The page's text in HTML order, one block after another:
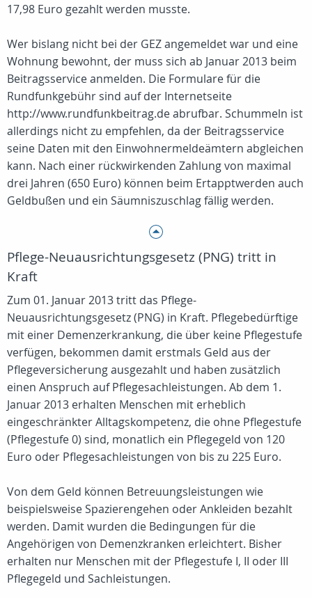
17,98 Euro gezahlt werden musste.
Wer bislang nicht bei der GEZ angemeldet war und eine
Wohnung bewohnt, der muss sich ab Januar 2013 beim
Beitragsservice anmelden. Die Formulare für die
Rundfunkgebühr sind auf der Internetseite
http://www.rundfunkbeitrag.de abrufbar. Schummeln ist
allerdings nicht zu empfehlen, da der Beitragsservice
seine Daten mit den Einwohnermeldeämtern abgleichen
kann. Nach einer rückwirkenden Zahlung von maximal
drei Jahren (650 Euro) können beim Ertapptwerden auch
Geldbußen und ein Säumniszuschlag fällig werden.
Pflege-Neuausrichtungsgesetz (PNG) tritt in
Kraft
Zum 01. Januar 2013 tritt das Pflege-
Neuausrichtungsgesetz (PNG) in Kraft. Pflegebedürftige
mit einer Demenzerkrankung, die über keine Pflegestufe
verfügen, bekommen damit erstmals Geld aus der
Pflegeversicherung ausgezahlt und haben zusätzlich
einen Anspruch auf Pflegesachleistungen. Ab dem 1.
Januar 2013 erhalten Menschen mit erheblich
eingeschränkter Alltagskompetenz, die ohne Pflegestufe
(Pflegestufe 0) sind, monatlich ein Pflegegeld von 120
Euro oder Pflegesachleistungen von bis zu 225 Euro.
Von dem Geld können Betreuungsleistungen wie
beispielsweise Spazierengehen oder Ankleiden bezahlt
werden. Damit wurden die Bedingungen für die
Angehörigen von Demenzkranken erleichtert. Bisher
erhalten nur Menschen mit der Pflegestufe I, II oder III
Pflegegeld und Sachleistungen.